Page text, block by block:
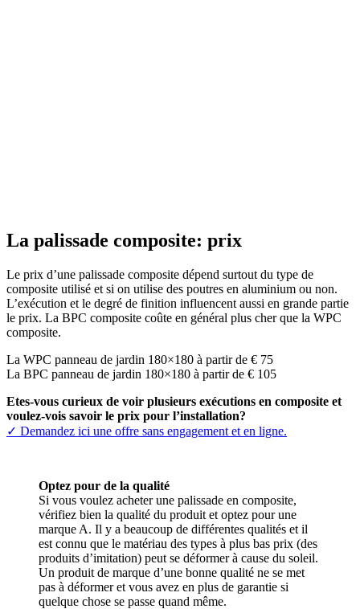
La palissade composite: prix
Le prix d’une palissade composite dépend surtout du type de
composite utilisé et si on utilise des poutres en aluminium ou non.
L’exécution et le degré de finition influencent aussi en grande partie
le prix. La BPC composite coûte en général plus cher que la WPC
composite.
La WPC panneau de jardin 180×180 à partir de € 75
La BPC panneau de jardin 180×180 à partir de € 105
Etes-vous curieux de voir plusieurs exécutions en composite et
voulez-vois savoir le prix pour l’installation?
✓ Demandez ici une offre sans engagement et en ligne.
Optez pour de la qualité
Si vous voulez acheter une palissade en composite,
vérifiez bien la qualité du produit et optez pour une
marque A. Il y a beaucoup de différentes qualités et il
est connu que le matériau des types à plus bas prix (des
produits d’imitation) peut se déformer à cause du soleil.
Un produit de marque d’une bonne qualité ne se met
pas à déformer et vous avez en plus de garantie si
quelque chose se passe quand même.